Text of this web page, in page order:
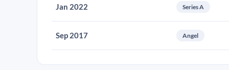
Jan 2022 Series A
Sep 2017 Angel